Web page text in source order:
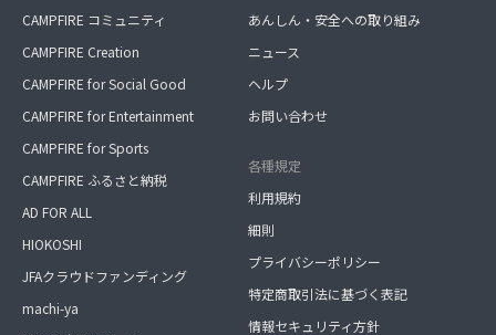
CAMPFIRE コミュニティ
CAMPFIRE Creation
CAMPFIRE for Social Good
CAMPFIRE for Entertainment
CAMPFIRE for Sports
CAMPFIRE ふるさと納税
AD FOR ALL
HIOKOSHI
JFAクラウドファンディング
machi-ya
あんしん・安全への取り組み
ニュース
ヘルプ
お問い合わせ
各種規定
利用規約
細則
プライバシーポリシー
特定商取引法に基づく表記
情報セキュリティ方針